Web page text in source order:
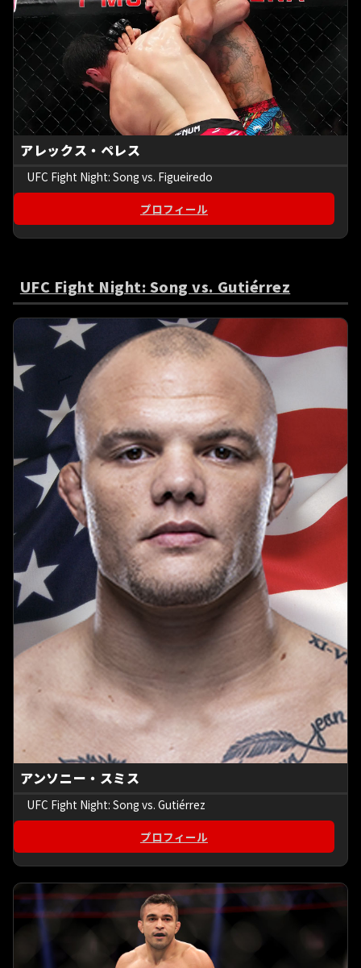
アレックス・ペレス
UFC Fight Night: Song vs. Figueiredo
プロフィール
UFC Fight Night: Song vs. Gutiérrez
アンソニー・スミス
UFC Fight Night: Song vs. Gutiérrez
プロフィール